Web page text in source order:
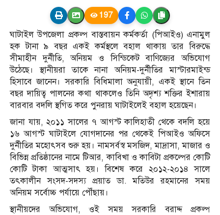
197
ঘাটাইল উপজেলা প্রকল্প বাস্তবায়ন কর্মকর্তা (পিআইও) এনামুল
হক টানা ৯ বছর একই কর্মস্থলে বহাল থাকায় তার বিরুদ্ধে
সীমাহীন দুর্নীতি, অনিয়ম ও সিন্ডিকেট বাণিজ্যের অভিযোগ
উঠেছে। স্থানীয়রা তাকে নানা অনিয়ম-দুর্নীতির মাস্টারমাইন্ড
হিসাবে জানেন। সরকারি বিধিমালা অনুযায়ী, একই স্থানে তিন
বছর দায়িত্ব পালনের কথা থাকলেও তিনি অদৃশ্য শক্তির ইশারায়
বারবার বদলি স্থগিত করে পুনরায় ঘাটাইলেই বহাল হয়েছেন।
জানা যায়, ২০১১ সালের ৭ আগস্ট কালিহাতী থেকে বদলি হয়ে
১৬ আগস্ট ঘাটাইলে যোগদানের পর থেকেই পিআইও অফিসে
দুর্নীতির মহোৎসব শুরু হয়। নামসর্বস্ব মসজিদ, মাদ্রাসা, মাজার ও
বিভিন্ন প্রতিষ্ঠানের নামে টিআর, কাবিখা ও কাবিটা প্রকল্পের কোটি
কোটি টাকা আত্মসাৎ হয়। বিশেষ করে ২০১২-২০১৪ সালে
তৎকালীন সংসদ-সদস্য প্রয়াত ডা. মতিউর রহমানের সময়
অনিয়ম সর্বোচ্চ পর্যায়ে পৌঁছায়।
স্থানীয়দের অভিযোগ, ওই সময় সরকারি বরাদ্দ প্রকল্প